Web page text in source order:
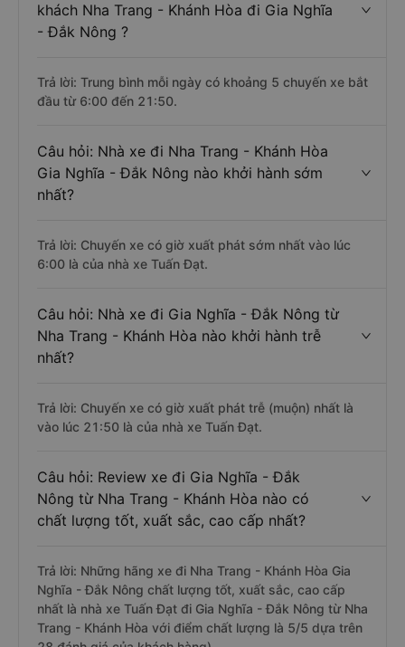
khách Nha Trang - Khánh Hòa đi Gia Nghĩa
- Đắk Nông ?
Trả lời: Trung bình mỗi ngày có khoảng 5 chuyến xe bắt
đầu từ 6:00 đến 21:50.
Câu hỏi: Nhà xe đi Nha Trang - Khánh Hòa
Gia Nghĩa - Đắk Nông nào khởi hành sớm
nhất?
Trả lời: Chuyến xe có giờ xuất phát sớm nhất vào lúc
6:00 là của nhà xe Tuấn Đạt.
Câu hỏi: Nhà xe đi Gia Nghĩa - Đắk Nông từ
Nha Trang - Khánh Hòa nào khởi hành trễ
nhất?
Trả lời: Chuyến xe có giờ xuất phát trễ (muộn) nhất là
vào lúc 21:50 là của nhà xe Tuấn Đạt.
Câu hỏi: Review xe đi Gia Nghĩa - Đắk
Nông từ Nha Trang - Khánh Hòa nào có
chất lượng tốt, xuất sắc, cao cấp nhất?
Trả lời: Những hãng xe đi Nha Trang - Khánh Hòa Gia
Nghĩa - Đắk Nông chất lượng tốt, xuất sắc, cao cấp
nhất là nhà xe Tuấn Đạt đi Gia Nghĩa - Đắk Nông từ Nha
Trang - Khánh Hòa với điểm chất lượng là 5/5 dựa trên